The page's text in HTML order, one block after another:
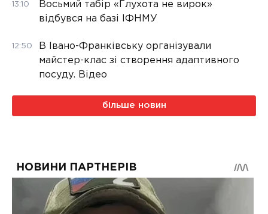
13:10
Восьмий табір «Глухота не вирок»
відбувся на базі ІФНМУ
12:50
В Івано-Франківську організували
майстер-клас зі створення адаптивного
посуду. Відео
більше новин